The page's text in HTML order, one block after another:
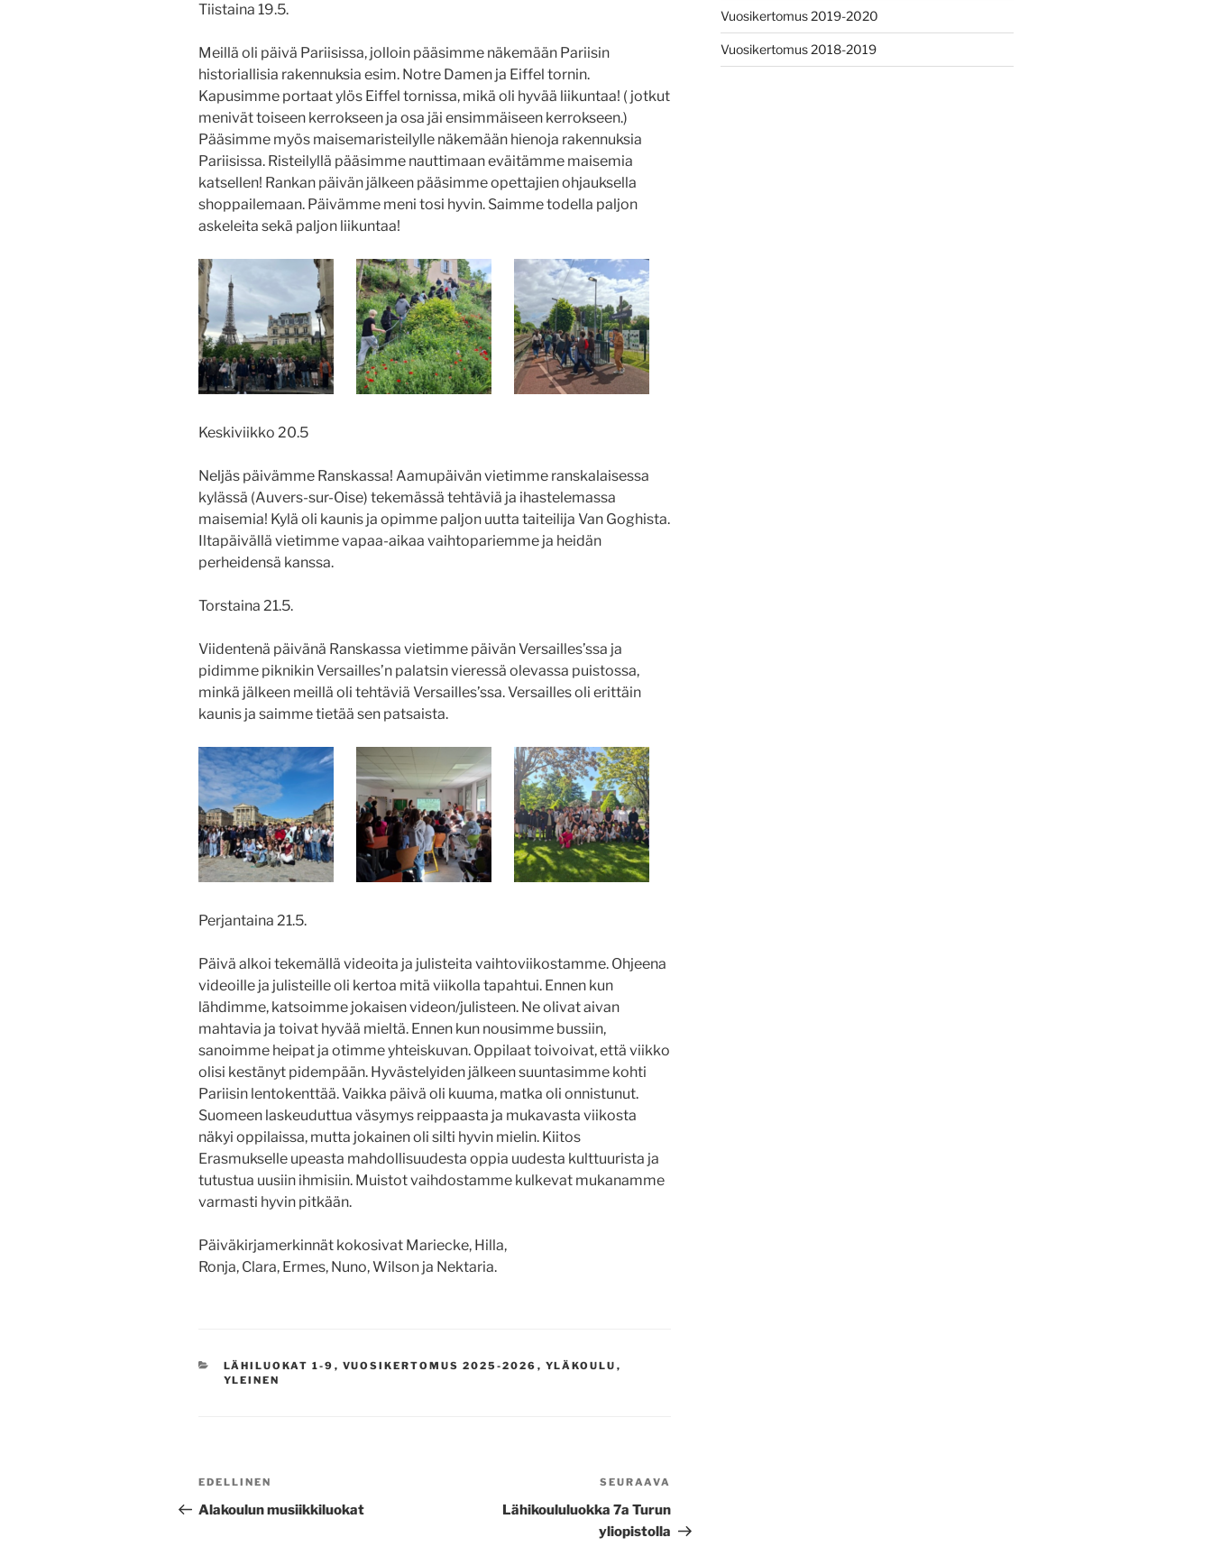
Tiistaina 19.5.
Meillä oli päivä Pariisissa, jolloin pääsimme näkemään Pariisin
historiallisia rakennuksia esim. Notre Damen ja Eiffel tornin.
Kapusimme portaat ylös Eiffel tornissa, mikä oli hyvää liikuntaa! ( jotkut
menivät toiseen kerrokseen ja osa jäi ensimmäiseen kerrokseen.)
Pääsimme myös maisemaristeilylle näkemään hienoja rakennuksia
Pariisissa. Risteilyllä pääsimme nauttimaan eväitämme maisemia
katsellen! Rankan päivän jälkeen pääsimme opettajien ohjauksella
shoppailemaan. Päivämme meni tosi hyvin. Saimme todella paljon
askeleita sekä paljon liikuntaa!
Keskiviikko 20.5
Neljäs päivämme Ranskassa! Aamupäivän vietimme ranskalaisessa
kylässä (Auvers-sur-Oise) tekemässä tehtäviä ja ihastelemassa
maisemia! Kylä oli kaunis ja opimme paljon uutta taiteilija Van Goghista.
Iltapäivällä vietimme vapaa-aikaa vaihtopariemme ja heidän
perheidensä kanssa.
Torstaina 21.5.
Viidentenä päivänä Ranskassa vietimme päivän Versailles’ssa ja
pidimme piknikin Versailles’n palatsin vieressä olevassa puistossa,
minkä jälkeen meillä oli tehtäviä Versailles’ssa. Versailles oli erittäin
kaunis ja saimme tietää sen patsaista.
Perjantaina 21.5.
Päivä alkoi tekemällä videoita ja julisteita vaihtoviikostamme. Ohjeena
videoille ja julisteille oli kertoa mitä viikolla tapahtui. Ennen kun
lähdimme, katsoimme jokaisen videon/julisteen. Ne olivat aivan
mahtavia ja toivat hyvää mieltä. Ennen kun nousimme bussiin,
sanoimme heipat ja otimme yhteiskuvan. Oppilaat toivoivat, että viikko
olisi kestänyt pidempään. Hyvästelyiden jälkeen suuntasimme kohti
Pariisin lentokenttää. Vaikka päivä oli kuuma, matka oli onnistunut.
Suomeen laskeuduttua väsymys reippaasta ja mukavasta viikosta
näkyi oppilaissa, mutta jokainen oli silti hyvin mielin. Kiitos
Erasmukselle upeasta mahdollisuudesta oppia uudesta kulttuurista ja
tutustua uusiin ihmisiin. Muistot vaihdostamme kulkevat mukanamme
varmasti hyvin pitkään.
Päiväkirjamerkinnät kokosivat Mariecke, Hilla,
Ronja, Clara, Ermes, Nuno, Wilson ja Nektaria.
KATEGORIAT
LÄHILUOKAT 1-9 , VUOSIKERTOMUS 2025-2026 , YLÄKOULU ,
YLEINEN
Artikkelien
selaus
Edellinen
artikkeli
EDELLINEN
Alakoulun musiikkiluokat
artikkeli
SEURAAVA
Lähikoululuokka 7a Turun
yliopistolla
Vuosikertomus 2019-2020
Vuosikertomus 2018-2019